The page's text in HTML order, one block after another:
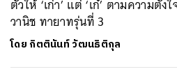
ตัวให้ ‘เก่า’ แต่ ‘เก๋’ ตามความตั้
วานิช ทายาทรุ่นที่ 3
โดย กิตตินันท์ วัฒนธิติกุล